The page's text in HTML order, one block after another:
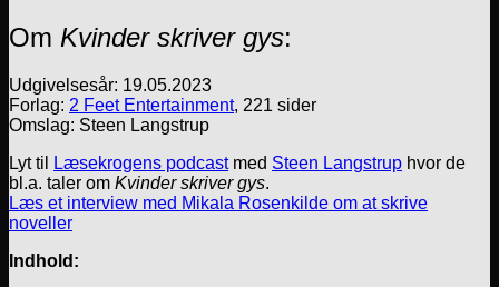
Om Kvinder skriver gys:
Udgivelsesår: 19.05.2023
Forlag: 2 Feet Entertainment, 221 sider
Omslag: Steen Langstrup
Lyt til
Læsekrogens podcastmed Steen Langstrup hvor de
bl.a. taler om Kvinder skriver gys.
Læs et interview med Mikala Rosenkilde om at skrive
noveller
Indhold: